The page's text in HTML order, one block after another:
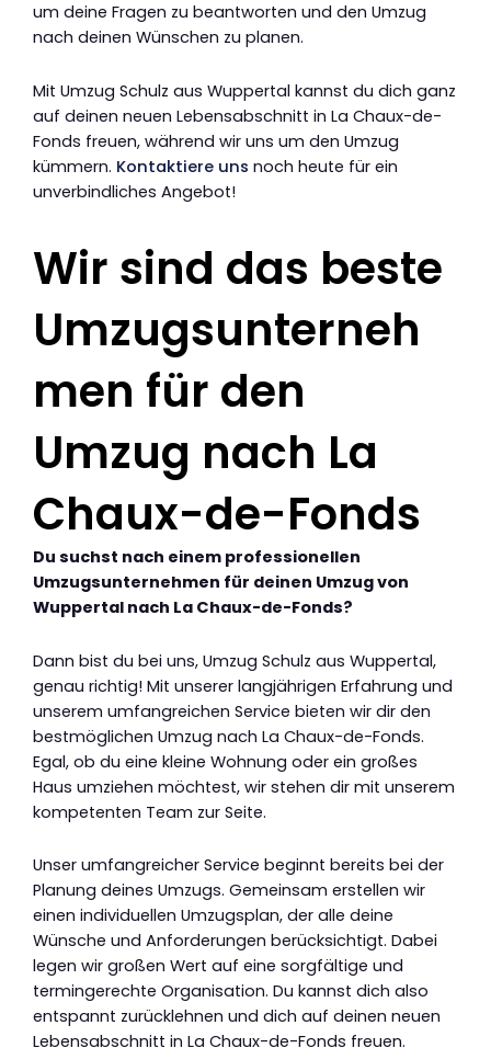
um deine Fragen zu beantworten und den Umzug
nach deinen Wünschen zu planen.
Mit Umzug Schulz aus Wuppertal kannst du dich ganz
auf deinen neuen Lebensabschnitt in La Chaux-de-
Fonds freuen, während wir uns um den Umzug
kümmern. Kontaktiere uns noch heute für ein
unverbindliches Angebot!
Wir sind das beste
Umzugsunterneh
men für den
Umzug nach La
Chaux-de-Fonds
Du suchst nach einem professionellen
Umzugsunternehmen für deinen Umzug von
Wuppertal nach La Chaux-de-Fonds?
Dann bist du bei uns, Umzug Schulz aus Wuppertal,
genau richtig! Mit unserer langjährigen Erfahrung und
unserem umfangreichen Service bieten wir dir den
bestmöglichen Umzug nach La Chaux-de-Fonds.
Egal, ob du eine kleine Wohnung oder ein großes
Haus umziehen möchtest, wir stehen dir mit unserem
kompetenten Team zur Seite.
Unser umfangreicher Service beginnt bereits bei der
Planung deines Umzugs. Gemeinsam erstellen wir
einen individuellen Umzugsplan, der alle deine
Wünsche und Anforderungen berücksichtigt. Dabei
legen wir großen Wert auf eine sorgfältige und
termingerechte Organisation. Du kannst dich also
entspannt zurücklehnen und dich auf deinen neuen
Lebensabschnitt in La Chaux-de-Fonds freuen.